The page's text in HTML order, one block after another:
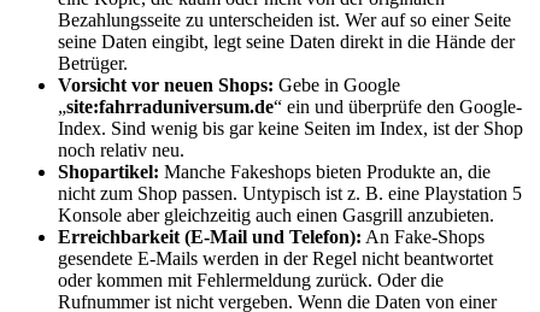
Bezahlungsseite zu unterscheiden ist. Wer auf so einer Seite
seine Daten eingibt, legt seine Daten direkt in die Hände der
Betrüger.
Vorsicht vor neuen Shops: Gebe in Google
„site:fahrraduniversum.de“ ein und überprüfe den Google-
Index. Sind wenig bis gar keine Seiten im Index, ist der Shop
noch relativ neu.
Shopartikel: Manche Fakeshops bieten Produkte an, die
nicht zum Shop passen. Untypisch ist z. B. eine Playstation 5
Konsole aber gleichzeitig auch einen Gasgrill anzubieten.
Erreichbarkeit (E-Mail und Telefon): An Fake-Shops
gesendete E-Mails werden in der Regel nicht beantwortet
oder kommen mit Fehlermeldung zurück. Oder die
Rufnummer ist nicht vergeben. Wenn die Daten von einer